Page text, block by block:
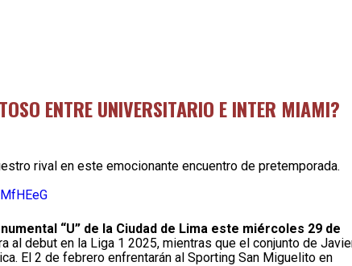
ENTRE UNIVERSITARIO E INTER MIAMI?
rival en este emocionante encuentro de pretemporada.
“U” de la Ciudad de Lima este miércoles 29 de
al debut en la Liga 1 2025, mientras que el conjunto de
El 2 de febrero enfrentarán al Sporting San Miguelito en